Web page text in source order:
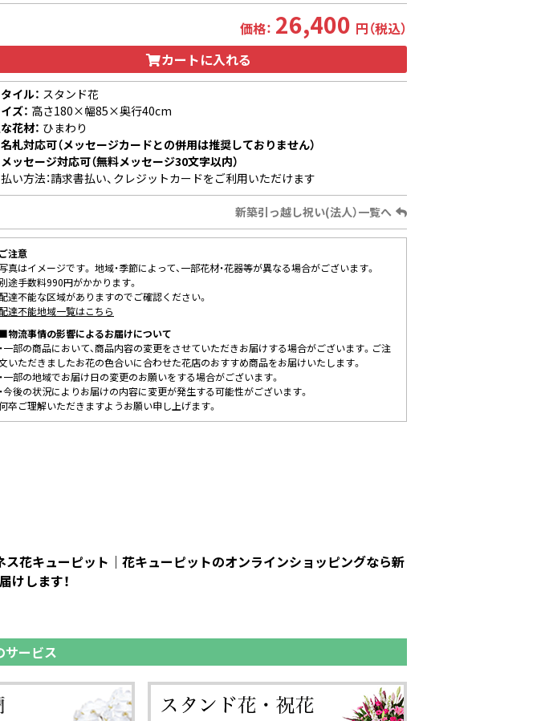
価格： 26,400 円（税込）
カートに入れる
イル： スタンド花
ズ： 高さ180×幅85×奥行40cm
花材： ひまわり
札対応可（メッセージカードとの併用は推奨しておりません）
ッセージ対応可（無料メッセージ30文字以内）
い方法：請求書払い、クレジットカードをご利用いただけます
新築引っ越し祝い(法人）一覧へ
ご注意
写真はイメージです。 地域・季節によって、一部花材・花器等が異なる場合がございます。
別途手数料990円がかかります。
達不能な区域がありますのでご確認ください。
達不能地域一覧はこちら
■物流事情の影響によるお届けについて
・一部の商品において、商品内容の変更をさせていただきお届けする場合がございます。ご注
いただきましたお花の色合いに合わせた花店のおすすめ商品をお届けいたします。
・一部の地域でお届け日の変更のお願いをする場合がございます。
・今後の状況によりお届けの内容に変更が発生する可能性がございます。
卒ご理解いただきますようお願い申し上げます。
ス花キューピット｜花キューピットのオンラインショッピングなら新
けします！
サービス